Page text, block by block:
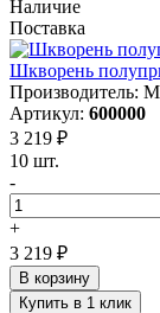
Наличие
Поставка
Шкворень
Производитель:
Артикул: 600000
3 219 ₽
10 шт.
-
+
3 219 ₽
В корзину
Купить в 1 клик